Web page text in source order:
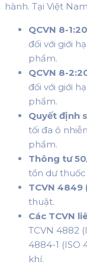
hành. Tại Việt
QCVN 8-
đối với giới
phẩm.
QCVN 8-
đối với giới
phẩm.
Quyết định
tối đa ô
phẩm.
Thông tư
tồn dư
TCVN 4849
thuật.
Các TCVN
TCVN 4882
4884-1 (ISO
khí.